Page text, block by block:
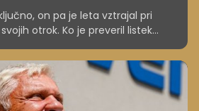
on pa je leta vztrajal pri
otrok. Ko je preveril listek
verjeti očem – osvojil je več kot